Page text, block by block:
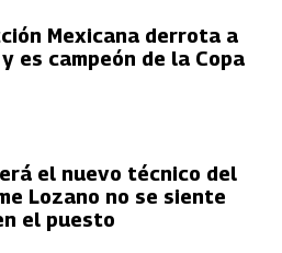
Mexicana derrota a
es campeón de la Copa
el nuevo técnico del
Lozano no se siente
el puesto